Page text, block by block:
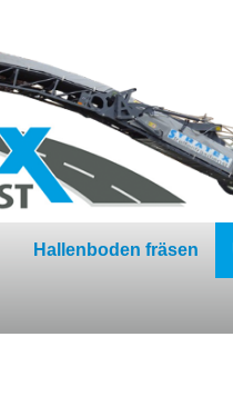
Hallenboden fräsen